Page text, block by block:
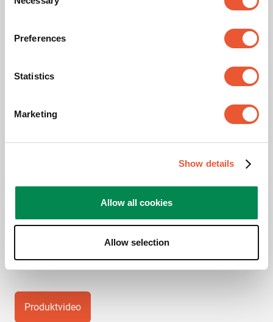
Selection
Preferences
Statistics
Marketing
Show details
Allow all cookies
Allow selection
Montageanleitung
Produktbroschüre
Produktvideo